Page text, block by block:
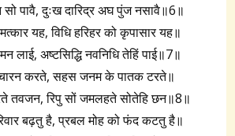
सो पावै, दुःख दारिद्र अघ पुंज नसावै॥6॥
यह, विधि हरिहर को कृपासार यह॥
लाई, अष्टसिद्धि नवनिधि तेहिं पाई॥7॥
करते, सहस जनम के पातक टरते॥
तवजन, रिपु सों जमलहते सोतेहि छन॥8॥
बढ़तु है, प्रबल मोह को फंद कटतु है॥